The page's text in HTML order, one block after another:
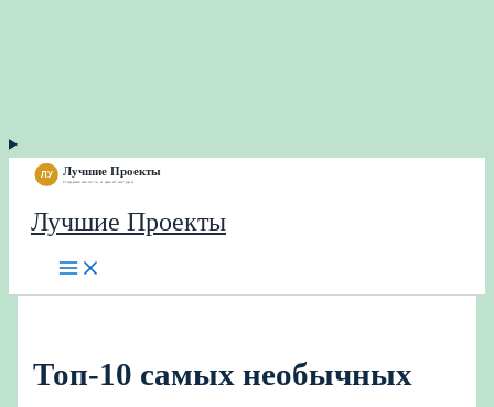
Лучшие Проекты
Топ-10 самых необычных